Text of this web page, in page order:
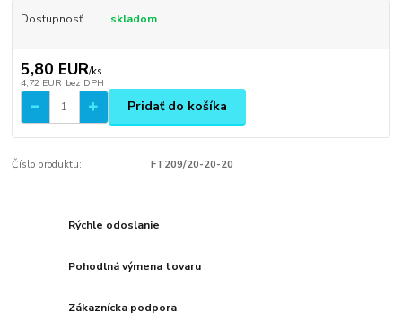
Dostupnosť skladom
5,80 EUR/ks
4,72 EUR bez DPH
Pridať do košíka
Číslo produktu: FT209/20-20-20
Rýchle odoslanie
Pohodlná výmena tovaru
Zákaznícka podpora